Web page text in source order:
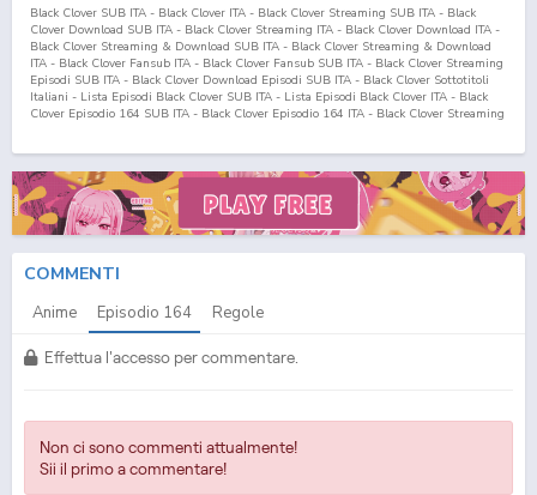
Black Clover SUB ITA - Black Clover ITA - Black Clover Streaming SUB ITA - Black
Clover Download SUB ITA - Black Clover Streaming ITA - Black Clover Download ITA -
Black Clover Streaming & Download SUB ITA - Black Clover Streaming & Download
ITA - Black Clover Fansub ITA - Black Clover Fansub SUB ITA - Black Clover Streaming
Episodi SUB ITA - Black Clover Download Episodi SUB ITA - Black Clover Sottotitoli
Italiani - Lista Episodi Black Clover SUB ITA - Lista Episodi Black Clover ITA - Black
Clover Episodio 164 SUB ITA - Black Clover Episodio 164 ITA - Black Clover Streaming
COMMENTI
Anime Episodio 164 Regole
Effettua l'accesso per commentare.
Non ci sono commenti attualmente!
Sii il primo a commentare!